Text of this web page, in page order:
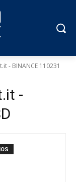
- BINANCE 110231
-